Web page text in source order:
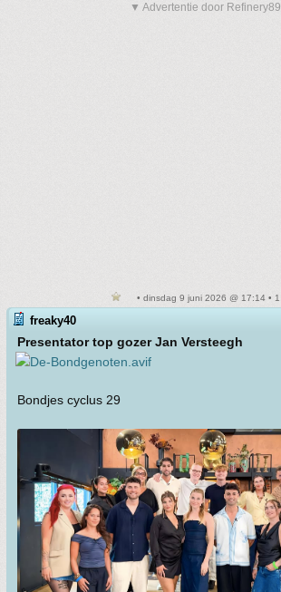
▼ Advertentie door Refinery89
• dinsdag 9 juni 2026 @ 17:14 • 1
freaky40
Presentator top gozer Jan Versteegh
Bondjes cyclus 29